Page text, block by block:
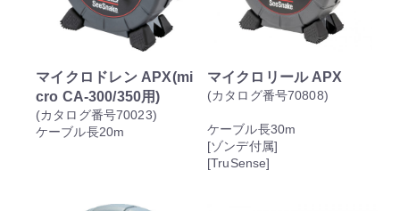
マイクロドレン APX(mi
cro CA-300/350用)
(カタログ番号70023)
ケーブル長20m
マイクロリール APX
(カタログ番号70808)
ケーブル長30m
[ゾンデ付属]
[TruSense]